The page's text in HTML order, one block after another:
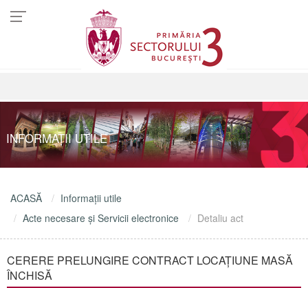
INFORMAŢII UTILE
ACASĂ
Informaţii utile
Acte necesare şi Servicii electronice
Detaliu act
CERERE PRELUNGIRE CONTRACT LOCAȚIUNE MASĂ
ÎNCHISĂ